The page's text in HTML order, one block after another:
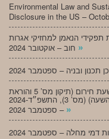
Environmental Law and
Disclosure in the US –
תפקידי הנאמן למחזיקי אגרות
»
מעו”דכן יחסי עבודה – צו הגנה על עובדים בשעת חירום (תיקון מס’ 5 והוראת
שעה – חרבות ברזל) (הארכת תקופת הוראת השעה) (מס’ 3), התשפ״ד-2024
– ספטמבר 2024 »